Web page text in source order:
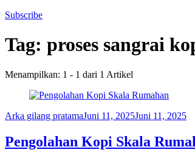
Subscribe
Tag: proses sangrai
Menampilkan: 1 - 1 dari 1 Artikel
Arka gilang pratamaJuni 11, 2025Juni 11, 2025
Pengolahan Kopi Skala